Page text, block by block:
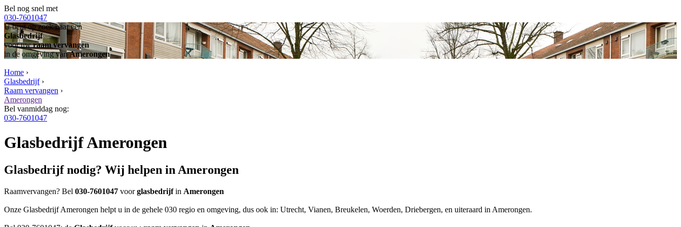
Bel nog snel met
030-7601047
U bent op zoek naar een
Glasbedrijf
voor uwraam vervangen
in de omgeving vanAmerongen
Home ›
Glasbedrijf›
Raam vervangen ›
Amerongen
Bel vanmiddag nog:
030-7601047
Glasbedrijf Amerongen
Glasbedrijf nodig? Wij helpen in Amerongen
Raamvervangen? Bel 030-7601047 voorglasbedrijfin Amerongen
Onze Glasbedrijf Amerongen helpt u in de gehele 030 regio en omgeving, dus ook in: Utrecht, Vianen, Breukelen, Woerden, Driebergen, en uiteraard in Amerongen.